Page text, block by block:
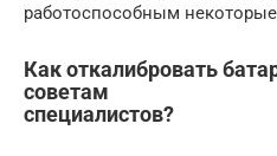
работоспособным
Как откалибровать
советам
специалистов?